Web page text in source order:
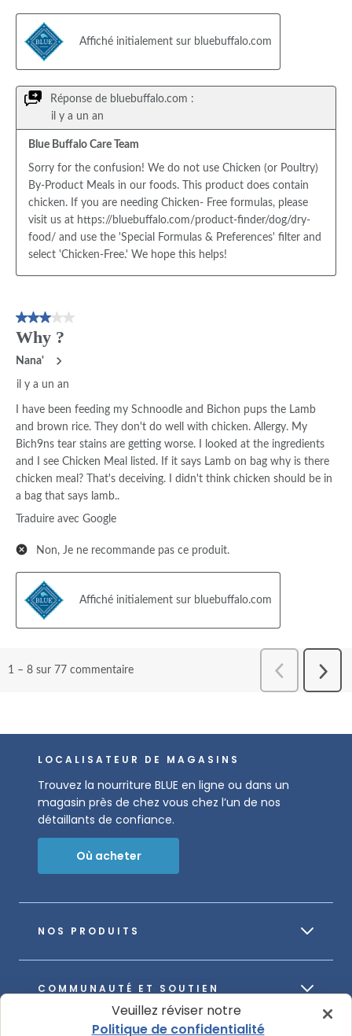
NOS PRODUITS
COMMUNAUTÉ ET SOUTIEN
LOCALISATEUR DE MAGASINS
Trouvez la nourriture BLUE en ligne ou dans un
magasin près de chez vous chez l’un de nos
détaillants de confiance.
Où acheter
Veuillez réviser notre
Politique de confidentialité